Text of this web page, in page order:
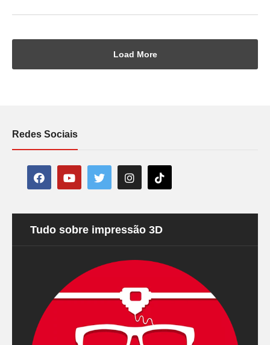
Load More
Redes Sociais
Tudo sobre impressão 3D